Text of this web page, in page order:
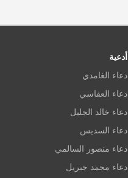
أدعية
دعاء الغامدي
دعاء العفاسي
دعاء خالد الجليل
دعاء السديس
دعاء منصور السالمي
دعاء محمد جبريل